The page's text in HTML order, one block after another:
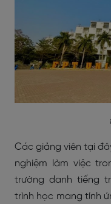
Các giảng viên tại
nghiệm làm việc
trường danh tiếng
trình học mang tính